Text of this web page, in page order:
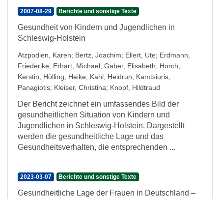
2007-08-29 Berichte und sonstige Texte
Gesundheit von Kindern und Jugendlichen in
Schleswig-Holstein
Atzpodien, Karen; Bertz, Joachim; Ellert, Ute; Erdmann,
Friederike; Erhart, Michael; Gaber, Elisabeth; Horch,
Kerstin; Hölling, Heike; Kahl, Heidrun; Kamtsiuris,
Panagiotis; Kleiser, Christina; Knopf, Hildtraud
Der Bericht zeichnet ein umfassendes Bild der
gesundheitlichen Situation von Kindern und
Jugendlichen in Schleswig-Holstein. Dargestellt
werden die gesundheitliche Lage und das
Gesundheitsverhalten, die entsprechenden ...
2023-03-07 Berichte und sonstige Texte
Gesundheitliche Lage der Frauen in Deutschland –